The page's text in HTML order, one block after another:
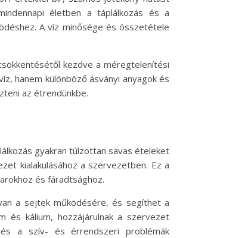
életben a táplálkozás és a
A víz minősége és összetétele
kezdve a méregtelenítési
hanem különböző ásványi anyagok és
az étrendünkbe.
gyakran túlzottan savas ételeket
kialakulásához a szervezetben. Ez a
és fáradtsághoz.
a sejtek működésére, és segíthet a
és kálium, hozzájárulnak a szervezet
és a szív- és érrendszeri problémák